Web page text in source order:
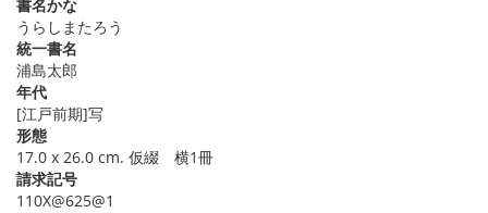
書名かな
うらしまたろう
統一書名
浦島太郎
年代
[江戸前期]写
形態
17.0 x 26.0 cm. 仮綴 横1冊
請求記号
110X@625@1